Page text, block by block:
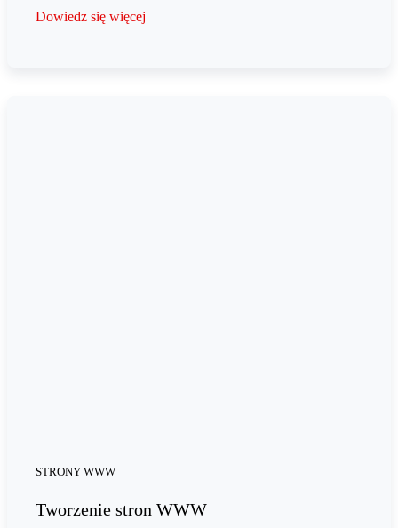
Dowiedz się więcej
STRONY WWW
Tworzenie stron WWW